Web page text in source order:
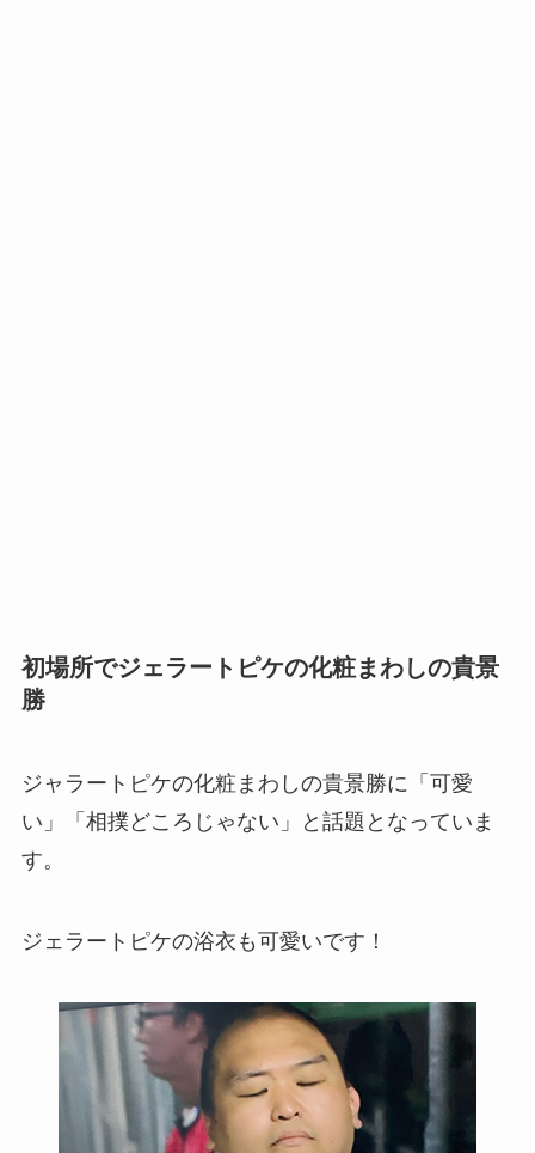
初場所でジェラートピケの化粧まわしの貴景
勝
ジャラートピケの化粧まわしの貴景勝に「可愛
い」「相撲どころじゃない」と話題となっていま
す。
ジェラートピケの浴衣も可愛いです！